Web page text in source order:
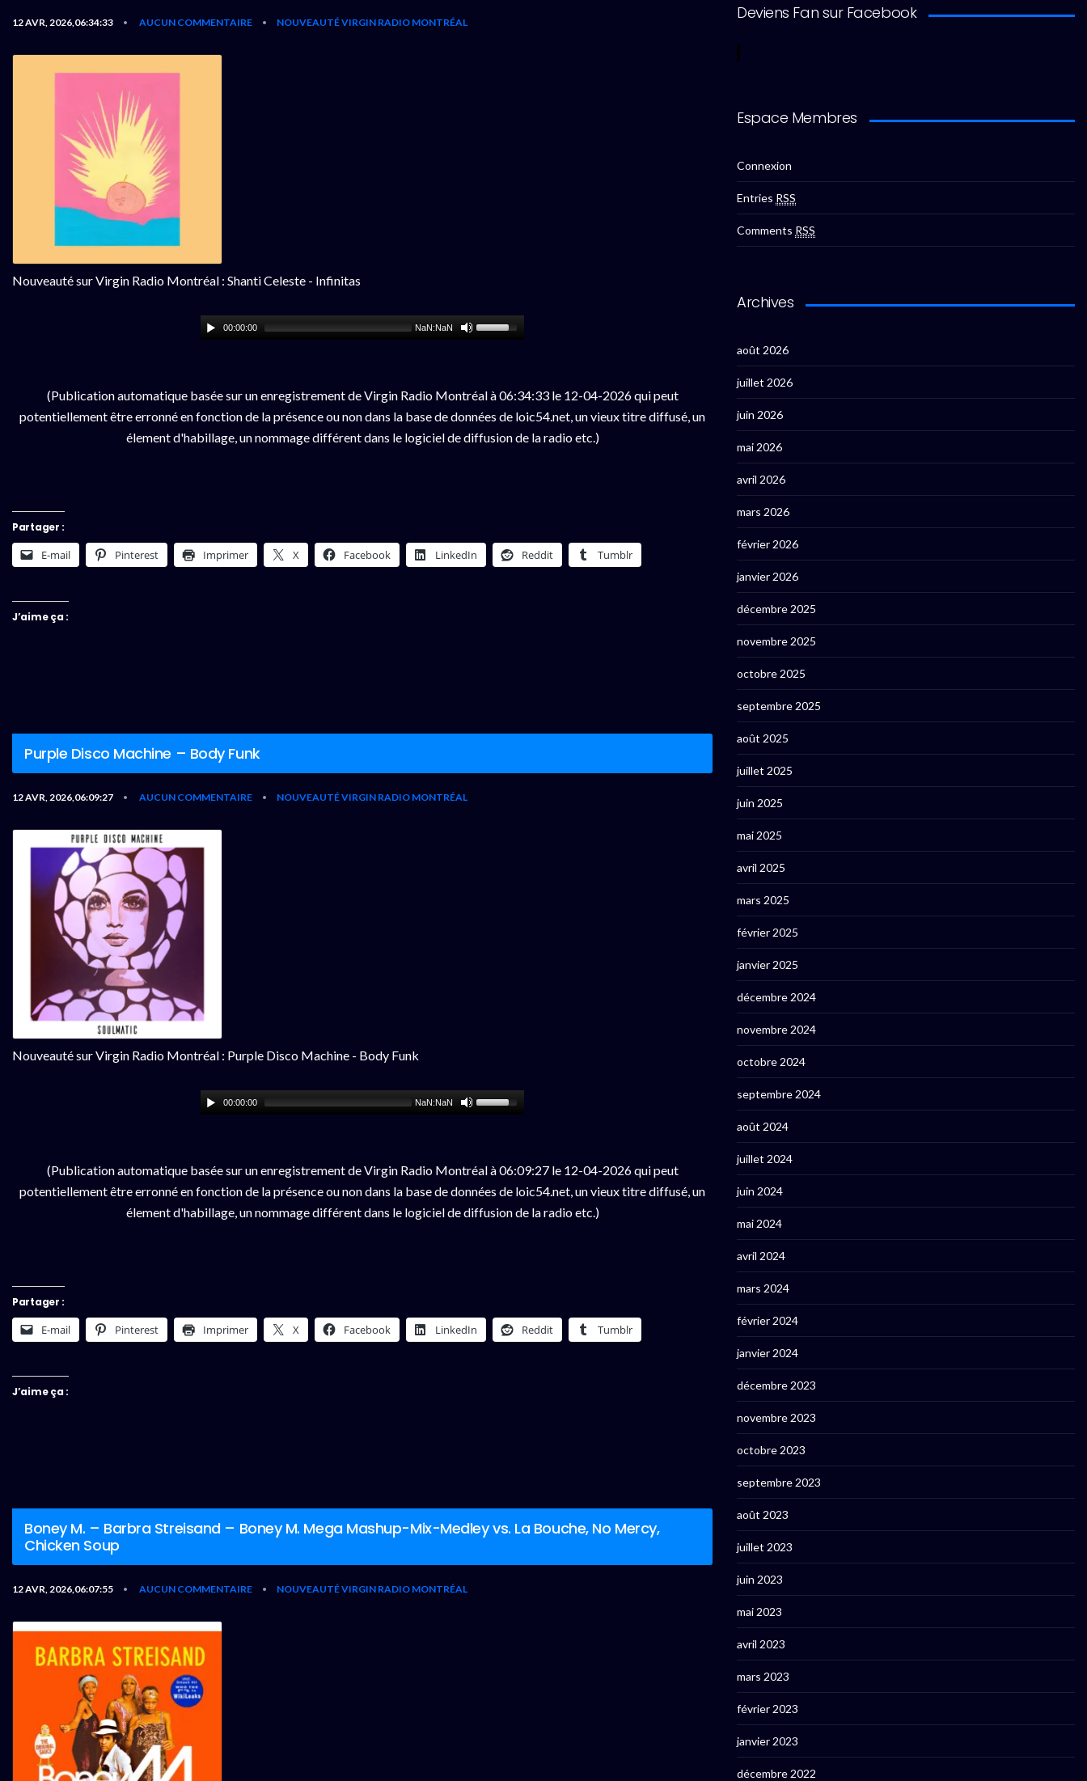
12 AVR, 2026,06:34:33 • AUCUN COMMENTAIRE • NOUVEAUTÉ VIRGIN RADIO MONTRÉAL
Nouveauté sur Virgin Radio Montréal : Shanti Celeste - Infinitas
00:00:00 NaN:NaN
(Publication automatique basée sur un enregistrement de Virgin Radio Montréal à 06:34:33 le 12-04-2026 qui peut
potentiellement être erronné en fonction de la présence ou non dans la base de données de loic54.net, un vieux titre diffusé, un
élement d'habillage, un nommage différent dans le logiciel de diffusion de la radio etc.)
Partager :
E-mail Pinterest Imprimer X Facebook LinkedIn Reddit Tumblr
J’aime ça :
Purple Disco Machine – Body Funk
12 AVR, 2026,06:09:27 • AUCUN COMMENTAIRE • NOUVEAUTÉ VIRGIN RADIO MONTRÉAL
Nouveauté sur Virgin Radio Montréal : Purple Disco Machine - Body Funk
00:00:00 NaN:NaN
(Publication automatique basée sur un enregistrement de Virgin Radio Montréal à 06:09:27 le 12-04-2026 qui peut
potentiellement être erronné en fonction de la présence ou non dans la base de données de loic54.net, un vieux titre diffusé, un
élement d'habillage, un nommage différent dans le logiciel de diffusion de la radio etc.)
Partager :
E-mail Pinterest Imprimer X Facebook LinkedIn Reddit Tumblr
J’aime ça :
Boney M. – Barbra Streisand – Boney M. Mega Mashup-Mix-Medley vs. La Bouche, No Mercy,
Chicken Soup
12 AVR, 2026,06:07:55 • AUCUN COMMENTAIRE • NOUVEAUTÉ VIRGIN RADIO MONTRÉAL
Deviens Fan sur Facebook
Espace Membres
Connexion
Entries RSS
Comments RSS
Archives
août 2026
juillet 2026
juin 2026
mai 2026
avril 2026
mars 2026
février 2026
janvier 2026
décembre 2025
novembre 2025
octobre 2025
septembre 2025
août 2025
juillet 2025
juin 2025
mai 2025
avril 2025
mars 2025
février 2025
janvier 2025
décembre 2024
novembre 2024
octobre 2024
septembre 2024
août 2024
juillet 2024
juin 2024
mai 2024
avril 2024
mars 2024
février 2024
janvier 2024
décembre 2023
novembre 2023
octobre 2023
septembre 2023
août 2023
juillet 2023
juin 2023
mai 2023
avril 2023
mars 2023
février 2023
janvier 2023
décembre 2022